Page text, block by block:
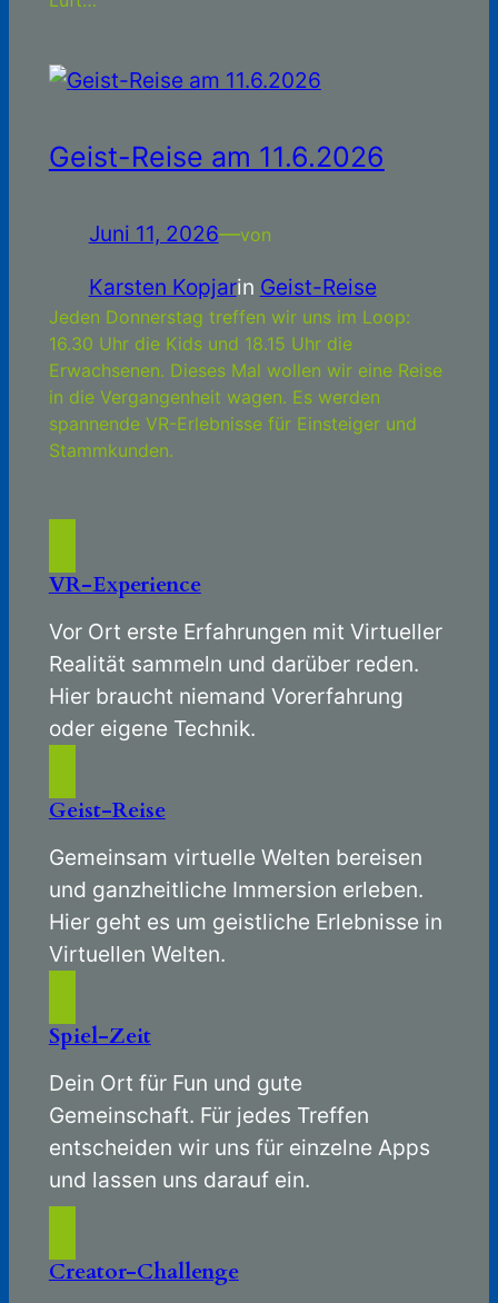
Geist-Reise am 11.6.2026
Juni 11, 2026—von
Karsten Kopjarin Geist-Reise
Jeden Donnerstag treffen wir uns im Loop:
16.30 Uhr die Kids und 18.15 Uhr die
Erwachsenen. Dieses Mal wollen wir eine Reise
in die Vergangenheit wagen. Es werden
spannende VR-Erlebnisse für Einsteiger und
Stammkunden.
VR-Experience
Vor Ort erste Erfahrungen mit Virtueller
Realität sammeln und darüber reden.
Hier braucht niemand Vorerfahrung
oder eigene Technik.
Geist-Reise
Gemeinsam virtuelle Welten bereisen
und ganzheitliche Immersion erleben.
Hier geht es um geistliche Erlebnisse in
Virtuellen Welten.
Spiel-Zeit
Dein Ort für Fun und gute
Gemeinschaft. Für jedes Treffen
entscheiden wir uns für einzelne Apps
und lassen uns darauf ein.
Creator-Challenge